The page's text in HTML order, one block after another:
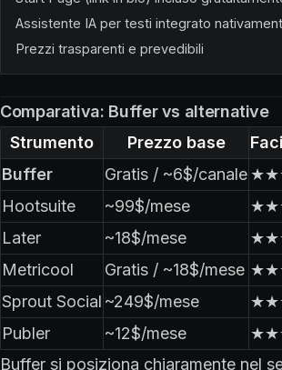
Assistente IA per testi integrato
Prezzi trasparenti e prevedibili
Comparativa: Buffer vs alternative
Strumento
Prezzo base
Buffer
Gratis / ~6$/canale
Hootsuite
~99$/mese
Later
~18$/mese
Metricool
Gratis / ~18$/mese
Sprout Social ~249$/mese
Publer
~12$/mese
Buffer si posiziona chiaramente nel